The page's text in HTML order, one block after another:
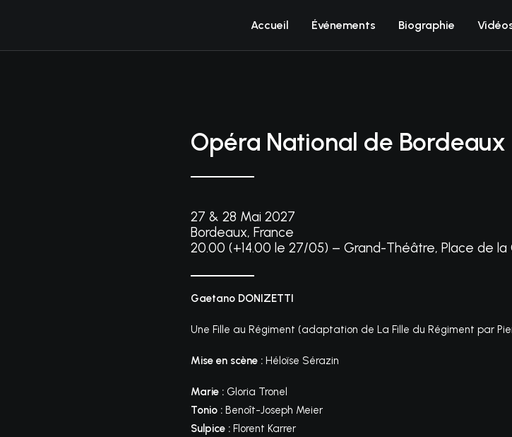
Accueil Événements Biographie
Opéra National de Bordeaux
27 & 28 Mai 2027
Bordeaux, France
20.00 (+14.00 le 27/05) – Grand-Théâtre, Place de
Gaetano DONIZETTI
Une Fille au Régiment (adaptation de La Fille du Régiment par
Mise en scène : Héloïse Sérazin
Marie : Gloria Tronel
Tonio : Benoît-Joseph Meier
Sulpice : Florent Karrer